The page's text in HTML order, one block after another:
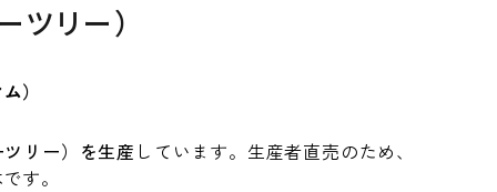
根草 など
他
食
そ
他
ツリー）
）
リー）を生産 しています。生産者直売のため、
す。